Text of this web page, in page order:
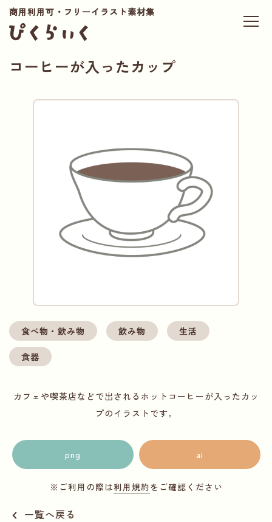
商用利用可・フリーイラスト素材集
コーヒーが入ったカップ
食べ物・飲み物 飲み物 生活
食器
カフェや喫茶店などで出されるホットコーヒーが入ったカッ
プのイラストです。
png ai
※ご利用の際は利用規約をご確認ください
一覧へ戻る